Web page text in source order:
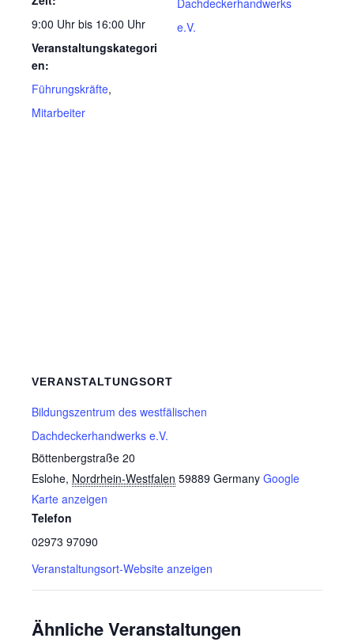
9:00 Uhr bis 16:00 Uhr
Veranstaltungskategori
en:
Führungskräfte,
Mitarbeiter
e.V.
VERANSTALTUNGSORT
Bildungszentrum des westfälischen
Dachdeckerhandwerks e.V.
Böttenbergstraße 20
Eslohe, Nordrhein-Westfalen 59889 Germany Google
Karte anzeigen
Telefon
02973 97090
Veranstaltungsort-Website anzeigen
Ähnliche Veranstaltungen